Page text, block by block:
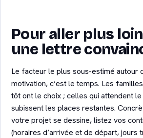
Pour aller plus
une lettre
Le facteur le plus sous-estimé autour
motivation, c’est le temps. Les
tôt ont le choix ; celles qui attendent
subissent les places restantes.
votre projet se dessine, listez vos
(horaires d’arrivée et de départ, jours